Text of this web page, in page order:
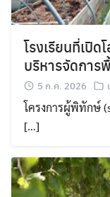
โรงเรียนที่เปิ
บริหารจัดการ
5 ก.ค. 2026
โครงการผู้พิทักษ์
[…]